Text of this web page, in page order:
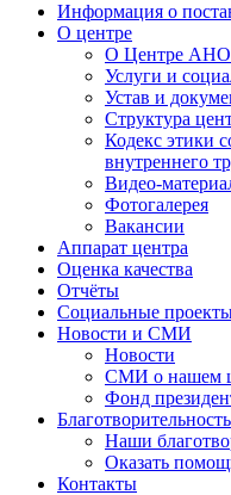
Информация о
О центре
О Центре АНО
Услуги и
Устав и
Структура
Кодекс этики
внутреннего
Видео-
Фотогалерея
Вакансии
Аппарат центра
Оценка качества
Отчёты
Социальные
Новости и СМИ
Новости
СМИ о нашем
Фонд
Благотворительность
Наши
Оказать
Контакты